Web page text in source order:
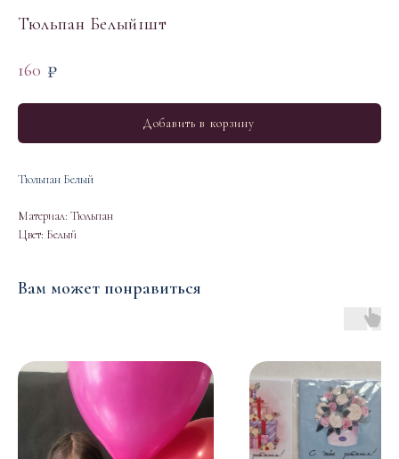
Тюльпан Белый1шт
160 ₽
Добавить в корзину
Тюльпан Белый
Материал: Тюльпан
Цвет: Белый
Вам может понравиться